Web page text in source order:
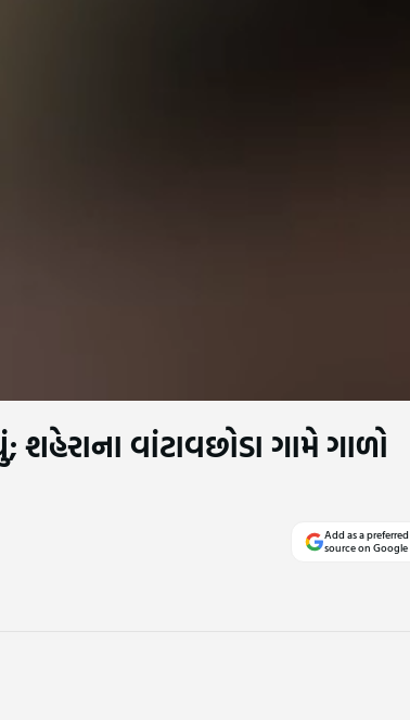
શહેરાના વાંટાવછોડા ગામે ગાળો
Add as a preferred
source on Google